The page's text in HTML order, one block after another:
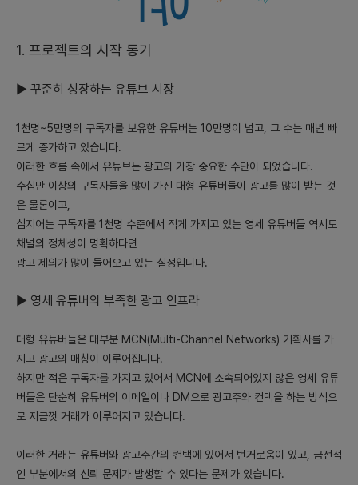
- 이로 인해 유튜버와 광고주를 연결해주는 플랫폼의 필요성이 대두
되고 있으며, 이러한 기회를 잡아 서비스를 제공할 수 있는 기업들
이 경쟁력을 가지게 될 것입니다.
- 유튜버의 채널 정체성에 맞는 광고주 매칭
- 신뢰성있는 광고 거래를 위한 인프라 제공
4) 출시 플랫폼(모바일 웹/ 모바일 앱/PC 웹) 등의 우선순위와 이유
- 초기에는 PC 웹을 통한 서비스 제공이 효과적일 수 있겠으나, 점
선적으로 고려하는 것이 바람직하겠습니다.
- 유튜버와 광고주들에 대한 광범위한 마케팅 실시
- 플랫폼의 사용 편의성과 효율성 강조
6) 시장을 확대하기 위한 전략
- 다양한 유튜버 그룹 및 광고주 대상 서비스 확장
- 다른 SNS 플랫폼의 인플루언서와 광고주를 대상으로 한 서비스
확장.
1. 프로젝트의 시작 동기
▶️ 꾸준히 성장하는 유튜브 시장
1천명~5만명의 구독자를 보유한 유튜버는 10만명이 넘고, 그 수는 매년 빠
르게 증가하고 있습니다.
이러한 흐름 속에서 유튜브는 광고의 가장 중요한 수단이 되었습니다.
수십만 이상의 구독자들을 많이 가진 대형 유튜버들이 광고를 많이 받는 것
은 물론이고,
심지어는 구독자를 1천명 수준에서 적게 가지고 있는 영세 유튜버들 역시도
채널의 정체성이 명확하다면
광고 제의가 많이 들어오고 있는 실정입니다.
▶️ 영세 유튜버의 부족한 광고 인프라
대형 유튜버들은 대부분 MCN(Multi-Channel Networks) 기획사를 가
지고 광고의 매칭이 이루어집니다.
하지만 적은 구독자를 가지고 있어서 MCN에 소속되어있지 않은 영세 유튜
버들은 단순히 유튜버의 이메일이나 DM으로 광고주와 컨택을 하는 방식으
로 지금껏 거래가 이루어지고 있습니다.
이러한 거래는 유튜버와 광고주간의 컨택에 있어서 번거로움이 있고, 금전적
인 부분에서의 신뢰 문제가 발생할 수 있다는 문제가 있습니다.